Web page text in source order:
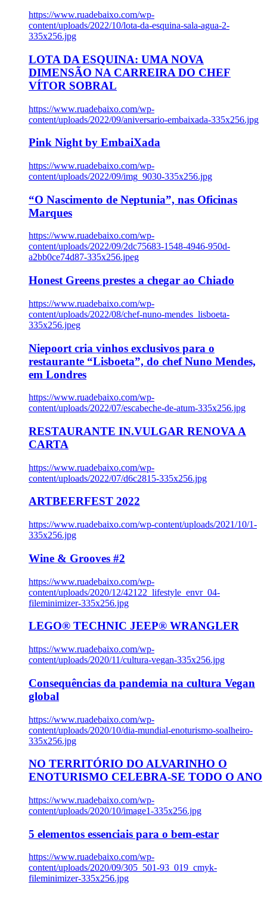
https://www.ruadebaixo.com/wp-
content/uploads/2022/10/lota-da-esquina-sala-agua-2-
335x256.jpg
LOTA DA ESQUINA: UMA NOVA
DIMENSÃO NA CARREIRA DO CHEF
VÍTOR SOBRAL
https://www.ruadebaixo.com/wp-
content/uploads/2022/09/aniversario-embaixada-335x256.jpg
Pink Night by EmbaiXada
https://www.ruadebaixo.com/wp-
content/uploads/2022/09/img_9030-335x256.jpg
“O Nascimento de Neptunia”, nas Oficinas
Marques
https://www.ruadebaixo.com/wp-
content/uploads/2022/09/2dc75683-1548-4946-950d-
a2bb0ce74d87-335x256.jpeg
Honest Greens prestes a chegar ao Chiado
https://www.ruadebaixo.com/wp-
content/uploads/2022/08/chef-nuno-mendes_lisboeta-
335x256.jpeg
Niepoort cria vinhos exclusivos para o
restaurante “Lisboeta”, do chef Nuno Mendes,
em Londres
https://www.ruadebaixo.com/wp-
content/uploads/2022/07/escabeche-de-atum-335x256.jpg
RESTAURANTE IN.VULGAR RENOVA A
CARTA
https://www.ruadebaixo.com/wp-
content/uploads/2022/07/d6c2815-335x256.jpg
ARTBEERFEST 2022
https://www.ruadebaixo.com/wp-content/uploads/2021/10/1-
335x256.jpg
Wine & Grooves #2
https://www.ruadebaixo.com/wp-
content/uploads/2020/12/42122_lifestyle_envr_04-
fileminimizer-335x256.jpg
LEGO® TECHNIC JEEP® WRANGLER
https://www.ruadebaixo.com/wp-
content/uploads/2020/11/cultura-vegan-335x256.jpg
Consequências da pandemia na cultura Vegan
global
https://www.ruadebaixo.com/wp-
content/uploads/2020/10/dia-mundial-enoturismo-soalheiro-
335x256.jpg
NO TERRITÓRIO DO ALVARINHO O
ENOTURISMO CELEBRA-SE TODO O ANO
https://www.ruadebaixo.com/wp-
content/uploads/2020/10/image1-335x256.jpg
5 elementos essenciais para o bem-estar
https://www.ruadebaixo.com/wp-
content/uploads/2020/09/305_501-93_019_cmyk-
fileminimizer-335x256.jpg